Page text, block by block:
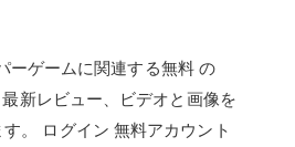
ーゲームに関連する無料 の
新レビュー、ビデオと画像を
。 ログイン 無料アカウント